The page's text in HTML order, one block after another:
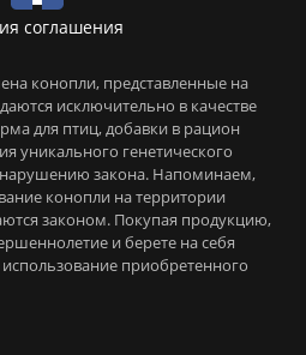
соглашения
конопли, представленные на
исключительно в качестве
для птиц, добавки в рацион
уникального генетического
закона. Напоминаем,
конопли на территории
законом. Покупая продукцию,
и берете на себя
приобретенного